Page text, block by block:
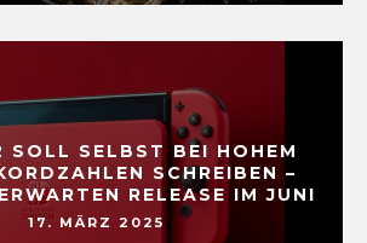
SOLL SELBST BEI HOHEM
SCHREIBEN –
RELEASE IM JUNI
17. MÄRZ 2025